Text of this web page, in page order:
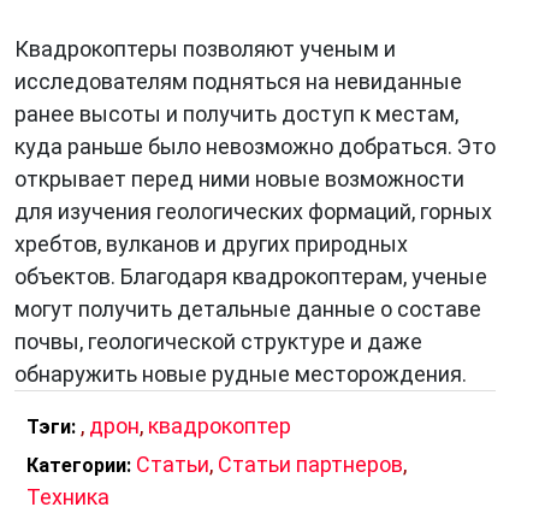
Квадрокоптеры позволяют ученым и
исследователям подняться на невиданные
ранее высоты и получить доступ к местам,
куда раньше было невозможно добраться. Это
открывает перед ними новые возможности
для изучения геологических формаций, горных
хребтов, вулканов и других природных
объектов. Благодаря квадрокоптерам, ученые
могут получить детальные данные о составе
почвы, геологической структуре и даже
обнаружить новые рудные месторождения.
Тэги: , дрон, квадрокоптер
Категории: Статьи, Статьи партнеров,
Техника